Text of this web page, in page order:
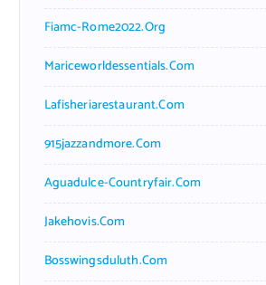
Fiamc-Rome2022.org
Mariceworldessentials.com
Lafisheriarestaurant.com
915jazzandmore.com
Aguadulce-Countryfair.com
Jakehovis.com
Bosswingsduluth.com